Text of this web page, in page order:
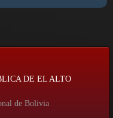
DE EL ALTO
de Bolivia